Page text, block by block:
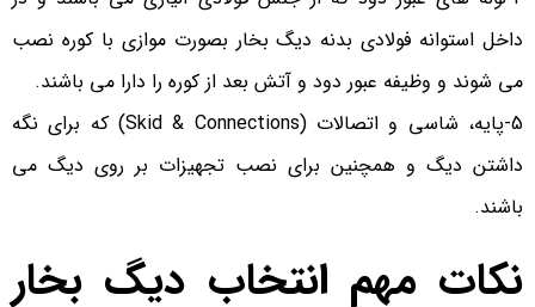
داخل استوانه فولادی بدنه دیگ بخار بصورت موازی با کوره نصب
می شوند و وظیفه عبور دود و آتش بعد از کوره را دارا می باشند.
5-پایه، شاسی و اتصالات (Skid & Connections) که برای نگه
داشتن دیگ و همچنین برای نصب تجهیزات بر روی دیگ می
باشند.
نکات مهم انتخاب دیگ بخار